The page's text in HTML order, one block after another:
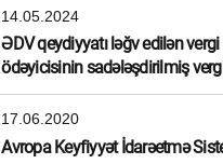
14.05.2024
ƏDV qeydiyyatı ləğv edilən vergi
ödəyicisinin sadələşdirilmiş
olma hüququ
17.06.2020
Avropa Keyfiyyət İdarəetmə